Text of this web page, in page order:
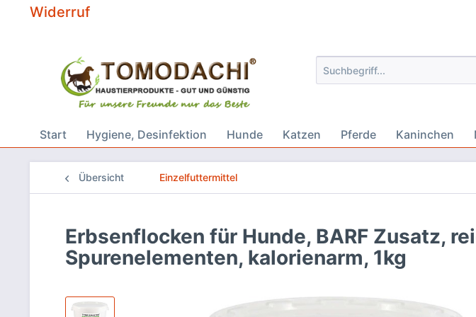
Widerruf
Start Hygiene, Desinfektion Hunde Katzen Pferde Kaninchen
Übersicht Einzelfuttermittel
Erbsenflocken für Hunde, BARF Zusatz,
Spurenelementen, kalorienarm, 1kg